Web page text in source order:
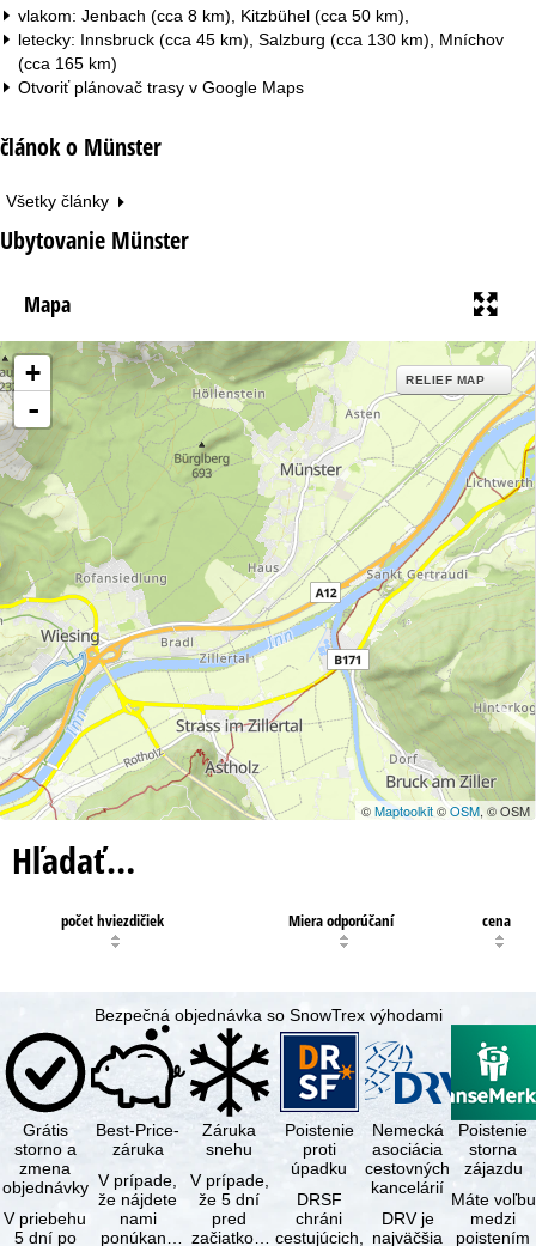
vlakom: Jenbach (cca 8 km), Kitzbühel (cca 50 km),
letecky: Innsbruck (cca 45 km), Salzburg (cca 130 km), Mníchov
(cca 165 km)
Otvoriť plánovač trasy v Google Maps
článok o Münster
Všetky články
Ubytovanie Münster
Mapa
+
-
RELIEF MAP
©Maptoolkit©OSM, © OSM
Hľadať…
počet hviezdičiek Miera odporúčaní cena
Bezpečná objednávka so SnowTrex výhodami
Grátis
storno a
zmena
objednávky
V priebehu
5 dní po
Best-Price-
záruka
V prípade,
že nájdete
nami
ponúkaný
Záruka
snehu
V prípade,
že 5 dní
pred
začiatkom
Poistenie
proti
úpadku
DRSF
chráni
cestujúcich,
Nemecká
asociácia
cestovných
kancelárií
DRV je
najväčšia
Poistenie
storna
zájazdu
Máte voľbu
medzi
poistením